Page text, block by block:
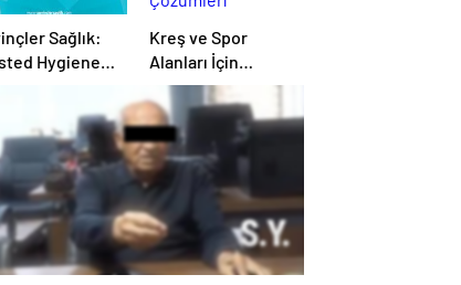
Sağlık:
Hygiene
in
Kreş ve Spor
Alanları İçin
Profesyonel Zemin
Çözümleri